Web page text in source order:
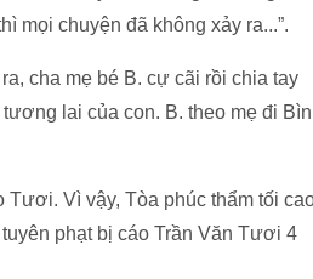
mọi chuyện đã không xảy ra...”.
cha mẹ bé B. cự cãi rồi chia tay
lai của con. B. theo mẹ đi
Tươi. Vì vậy, Tòa phúc thẩm tối
phạt bị cáo Trần Văn Tươi 4